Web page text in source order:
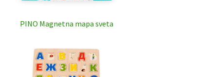
PINO Magnetna mapa sveta